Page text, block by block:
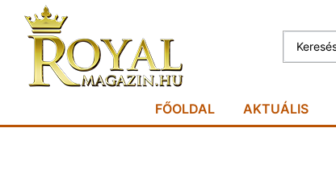
FŐOLDAL AKTUÁLIS